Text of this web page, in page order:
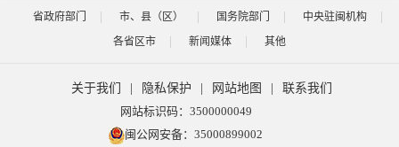
省政府部门 市、县（区） 国务院部门
中央驻闽机构
各省区市
新闻媒体 其他
关于我们 隐私保护 网站地图
联系我们
网站标识码：3500000049
闽公网安备：35000899002